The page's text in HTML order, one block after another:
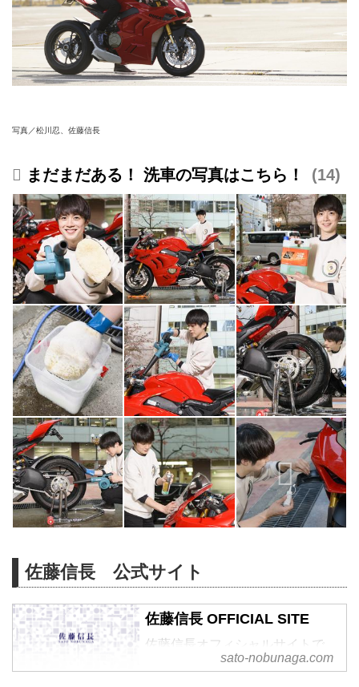
写真／松川忍、佐藤信長
まだまだある！ 洗車の写真はこちら！ 14
佐藤信長 公式サイト
佐藤信長 OFFICIAL SITE
佐藤信長オフィシャルサイトで
す。出演情報やお知らせは当サイ
sato-nobunaga.com